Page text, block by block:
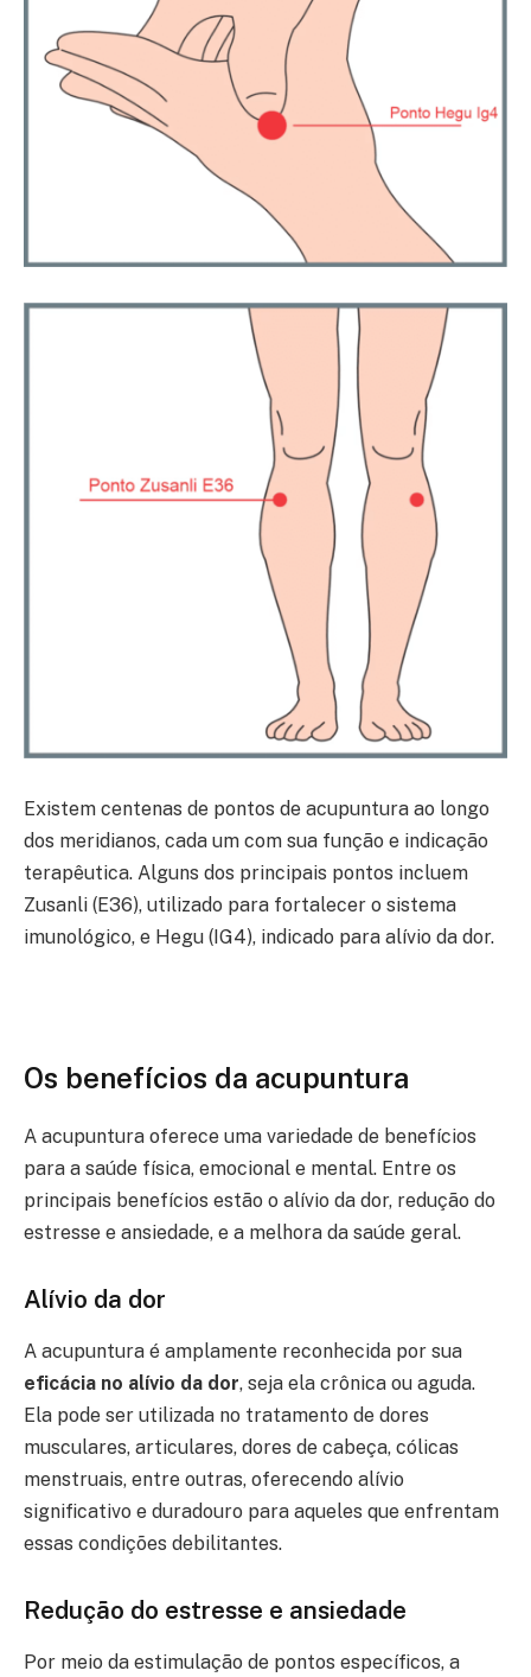
Existem centenas de pontos de acupuntura ao longo
dos meridianos, cada um com sua função e indicação
terapêutica. Alguns dos principais pontos incluem
Zusanli (E36), utilizado para fortalecer o sistema
imunológico, e Hegu (IG4), indicado para alívio da dor.
Os benefícios da acupuntura
A acupuntura oferece uma variedade de benefícios
para a saúde física, emocional e mental. Entre os
principais benefícios estão o alívio da dor, redução do
estresse e ansiedade, e a melhora da saúde geral.
Alívio da dor
A acupuntura é amplamente reconhecida por sua
eficácia no alívio da dor, seja ela crônica ou aguda.
Ela pode ser utilizada no tratamento de dores
musculares, articulares, dores de cabeça, cólicas
menstruais, entre outras, oferecendo alívio
significativo e duradouro para aqueles que enfrentam
essas condições debilitantes.
Redução do estresse e ansiedade
Por meio da estimulação de pontos específicos, a